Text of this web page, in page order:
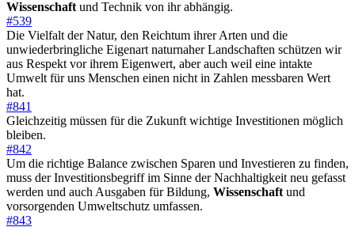
Wissenschaft und Technik von ihr abhängig.
#539
Die Vielfalt der Natur, den Reichtum ihrer Arten und die
unwiederbringliche Eigenart naturnaher Landschaften schützen wir
aus Respekt vor ihrem Eigenwert, aber auch weil eine intakte
Umwelt für uns Menschen einen nicht in Zahlen messbaren Wert
hat.
#841
Gleichzeitig müssen für die Zukunft wichtige Investitionen möglich
bleiben.
#842
Um die richtige Balance zwischen Sparen und Investieren zu finden,
muss der Investitionsbegriff im Sinne der Nachhaltigkeit neu gefasst
werden und auch Ausgaben für Bildung, Wissenschaft und
vorsorgenden Umweltschutz umfassen.
#843